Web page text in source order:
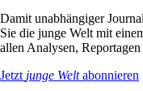
Damit unabhängiger
Sie die junge Welt mit
allen Analysen,
Jetzt junge Weltabonnieren